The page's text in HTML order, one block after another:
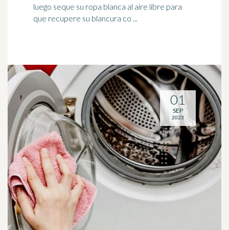
luego seque su ropa blanca al aire libre para
que recupere su blancura co ...
01
SEP
2023